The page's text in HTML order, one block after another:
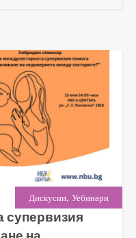
Дискусии, Уебинари
супервизия
на